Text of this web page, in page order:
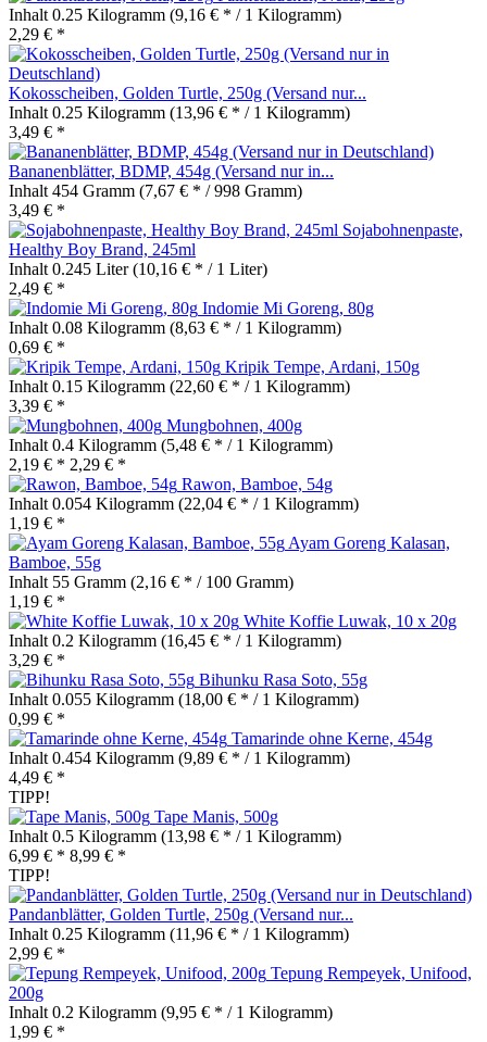
Inhalt 0.25 Kilogramm (9,16 € * / 1 Kilogramm)
2,29 € *
Kokosscheiben, Golden Turtle, 250g (Versand nur...
Inhalt 0.25 Kilogramm (13,96 € * / 1 Kilogramm)
3,49 € *
Bananenblätter, BDMP, 454g (Versand nur in...
Inhalt 454 Gramm (7,67 € * / 998 Gramm)
3,49 € *
Sojabohnenpaste,
Healthy Boy Brand, 245ml
Inhalt 0.245 Liter(10,16 € * / 1 Liter)
2,49 € *
Indomie Mi Goreng, 80g
Inhalt 0.08 Kilogramm (8,63 € * / 1 Kilogramm)
0,69 € *
Kripik Tempe, Ardani, 150g
Inhalt 0.15 Kilogramm (22,60 € * / 1 Kilogramm)
3,39 € *
Mungbohnen, 400g
Inhalt 0.4 Kilogramm (5,48 € * / 1 Kilogramm)
2,19 € * 2,29 € *
Rawon, Bamboe, 54g
Inhalt 0.054 Kilogramm (22,04 € * / 1 Kilogramm)
1,19 € *
Ayam Goreng Kalasan,
Bamboe, 55g
Inhalt 55 Gramm (2,16 € * / 100 Gramm)
1,19 € *
White Koffie Luwak, 10 x 20g
Inhalt 0.2 Kilogramm (16,45 € * / 1 Kilogramm)
3,29 € *
Bihunku Rasa Soto, 55g
Inhalt 0.055 Kilogramm (18,00 € * / 1 Kilogramm)
0,99 € *
Tamarinde ohne Kerne, 454g
Inhalt 0.454 Kilogramm (9,89 € * / 1 Kilogramm)
4,49 € *
TIPP!
Tape Manis, 500g
Inhalt 0.5 Kilogramm (13,98 € * / 1 Kilogramm)
6,99 € * 8,99 € *
TIPP!
Pandanblätter, Golden Turtle, 250g (Versand nur...
Inhalt 0.25 Kilogramm (11,96 € * / 1 Kilogramm)
2,99 € *
Tepung Rempeyek, Unifood,
200g
Inhalt 0.2 Kilogramm (9,95 € * / 1 Kilogramm)
1,99 € *